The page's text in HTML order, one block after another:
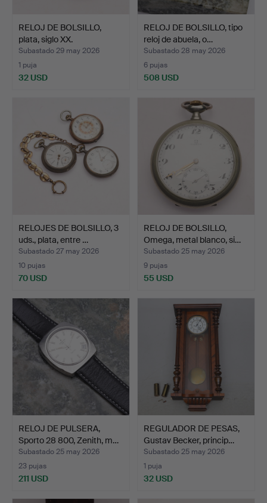
RELOJ DE BOLSILLO,
plata, siglo XX.
Subastado 29 may 2026
1 puja
32 USD
RELOJ DE BOLSILLO, tipo
reloj de abuela, o…
Subastado 28 may 2026
6 pujas
508 USD
RELOJES DE BOLSILLO, 3
uds., plata, entre …
Subastado 27 may 2026
10 pujas
70 USD
RELOJ DE BOLSILLO,
Omega, metal blanco, si…
Subastado 25 may 2026
9 pujas
55 USD
RELOJ DE PULSERA,
Sporto 28 800, Zenith, m…
Subastado 25 may 2026
23 pujas
211 USD
REGULADOR DE PESAS,
Gustav Becker, princip…
Subastado 25 may 2026
1 puja
32 USD